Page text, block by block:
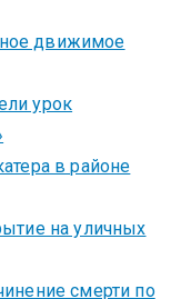
движимое
урок
в районе
на уличных
смерти по